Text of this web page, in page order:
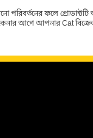
পরিবর্তনের ফলে
আগে আপনার Cat